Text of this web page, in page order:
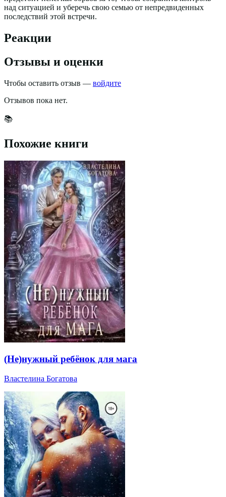
над ситуацией и уберечь свою семью от непредвиденных
последствий этой встречи.
Реакции
Отзывы и оценки
Чтобы оставить отзыв — войдите
Отзывов пока нет.
📚
Похожие книги
(Не)нужный ребёнок для мага
Властелина Богатова